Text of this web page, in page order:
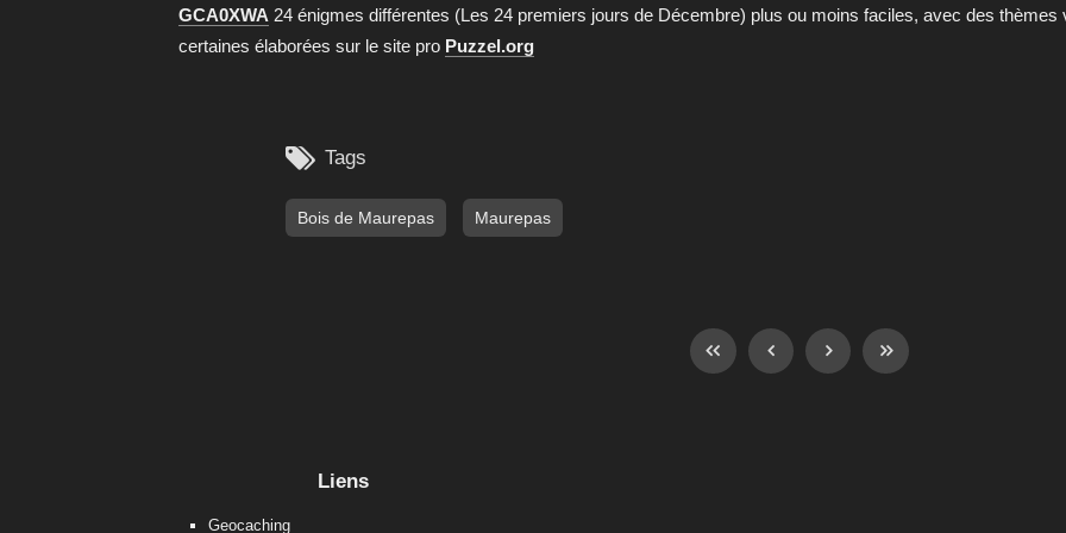
GCA0XWA 24 énigmes différentes (Les 24 premiers jours de Décembre) plus ou moins faciles, avec des thèmes
certaines élaborées sur le site pro Puzzel.org
 Tags
Bois de Maurepas Maurepas
Liens
Geocaching